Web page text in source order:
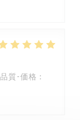
品質-価格 :